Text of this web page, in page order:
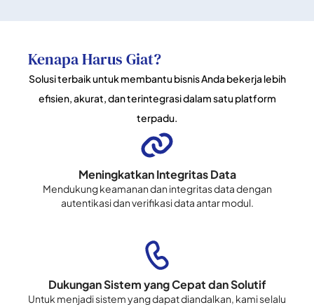
Kenapa Harus Giat?
Solusi terbaik untuk membantu bisnis Anda bekerja lebih
efisien, akurat, dan terintegrasi dalam satu platform
terpadu.
Meningkatkan Integritas Data
Mendukung keamanan dan integritas data dengan
autentikasi dan verifikasi data antar modul.
Dukungan Sistem yang Cepat dan Solutif
Untuk menjadi sistem yang dapat diandalkan, kami selalu